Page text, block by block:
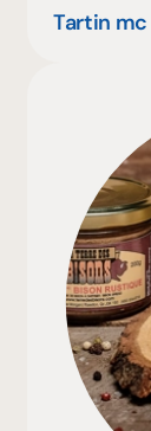
Tartin mc